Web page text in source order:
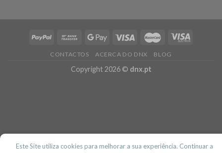
CONTACTOS ACERCA DO DNX BLOG
Copyright 2026 © dnx.pt
Este Site utiliza cookies para melhorar a sua experiência. Continuar a